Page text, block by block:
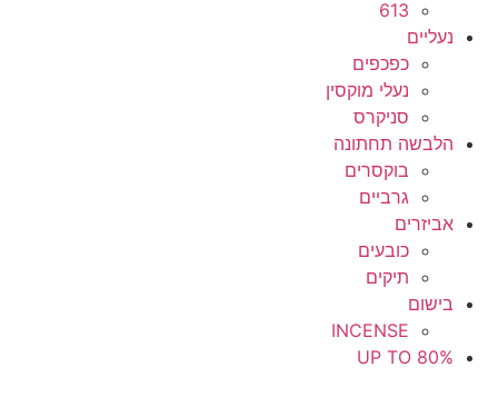
613
נעליים
כפכפים
נעלי מוקסין
סניקרס
הלבשה תחתונה
בוקסרים
גרביים
אביזרים
כובעים
תיקים
בישום
INCENSE
UP TO 80%